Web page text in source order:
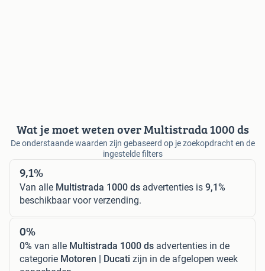
Wat je moet weten over Multistrada 1000 ds
De onderstaande waarden zijn gebaseerd op je zoekopdracht en de
ingestelde filters
9,1%
Van alle Multistrada 1000 ds advertenties is 9,1%
beschikbaar voor verzending.
0%
0% van alle Multistrada 1000 ds advertenties in de
categorie Motoren | Ducati zijn in de afgelopen week